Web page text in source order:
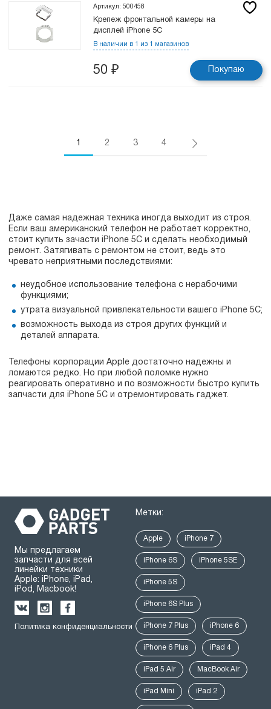
Артикул: 500458
Крепеж фронтальной камеры на
дисплей iPhone 5C
В наличии в 1 из 1 магазинов
50 ₽ Покупаю
1 2 3 4
Даже самая надежная техника иногда выходит из строя.
Если ваш американский телефон не работает корректно,
стоит купить зачасти iPhone 5C и сделать необходимый
ремонт. Затягивать с ремонтом не стоит, ведь это
чревато неприятными последствиями:
неудобное использование телефона с нерабочими
функциями;
утрата визуальной привлекательности вашего iPhone 5C;
возможность выхода из строя других функций и
деталей аппарата.
Телефоны корпорации Apple достаточно надежны и
ломаются редко. Но при любой поломке нужно
реагировать оперативно и по возможности быстро купить
запчасти для iPhone 5C и отремонтировать гаджет.
Мы предлагаем
запчасти для всей
линейки техники
Apple: iPhone, iPad,
iPod, Macbook!
Политика конфиденциальности
Метки:
Apple iPhone 7
iPhone 6S iPhone 5SE
iPhone 5S
iPhone 6S Plus
iPhone 7 Plus iPhone 6
iPhone 6 Plus iPad 4
iPad 5 Air MacBook Air
iPad Mini iPad 2